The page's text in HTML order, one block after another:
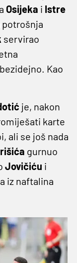
Osijeka i Istre
servirao
Kao
je, nakon
karte
ali se još nada
gurnuo
Jovičiću i
iz naftalina